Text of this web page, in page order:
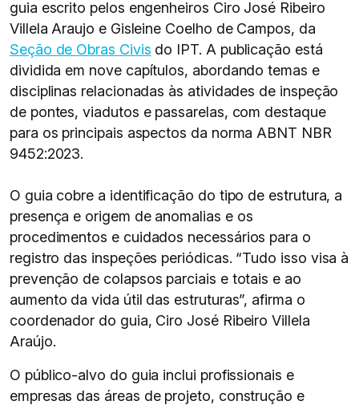
guia escrito pelos engenheiros Ciro José Ribeiro
Villela Araujo e Gisleine Coelho de Campos, da
Seção de Obras Civis do IPT. A publicação está
dividida em nove capítulos, abordando temas e
disciplinas relacionadas às atividades de inspeção
de pontes, viadutos e passarelas, com destaque
para os principais aspectos da norma ABNT NBR
9452:2023.
O guia cobre a identificação do tipo de estrutura, a
presença e origem de anomalias e os
procedimentos e cuidados necessários para o
registro das inspeções periódicas. “Tudo isso visa à
prevenção de colapsos parciais e totais e ao
aumento da vida útil das estruturas”, afirma o
coordenador do guia, Ciro José Ribeiro Villela
Araújo.
O público-alvo do guia inclui profissionais e
empresas das áreas de projeto, construção e